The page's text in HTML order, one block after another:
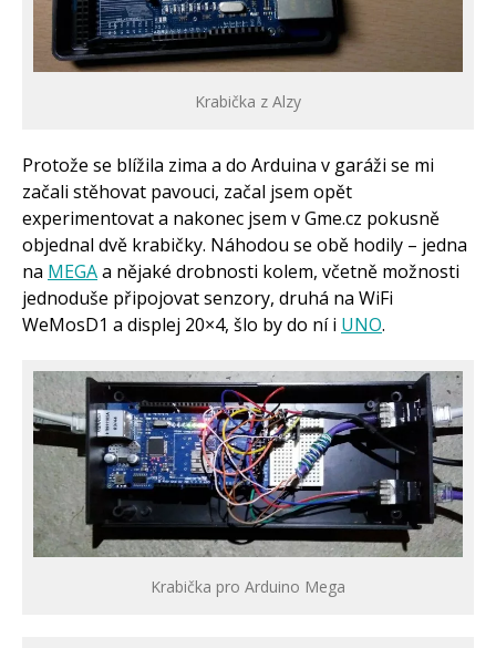
Krabička z Alzy
Protože se blížila zima a do Arduina v garáži se mi
začali stěhovat pavouci, začal jsem opět
experimentovat a nakonec jsem v Gme.cz pokusně
objednal dvě krabičky. Náhodou se obě hodily – jedna
na MEGAa nějaké drobnosti kolem, včetně možnosti
jednoduše připojovat senzory, druhá na WiFi
WeMosD1 a displej 20×4, šlo by do ní i UNO.
Krabička pro Arduino Mega